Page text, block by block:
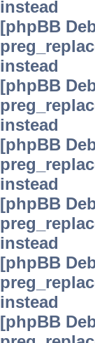
instead
[phpBB
instead
[phpBB
instead
[phpBB
instead
[phpBB
instead
[phpBB
instead
[phpBB